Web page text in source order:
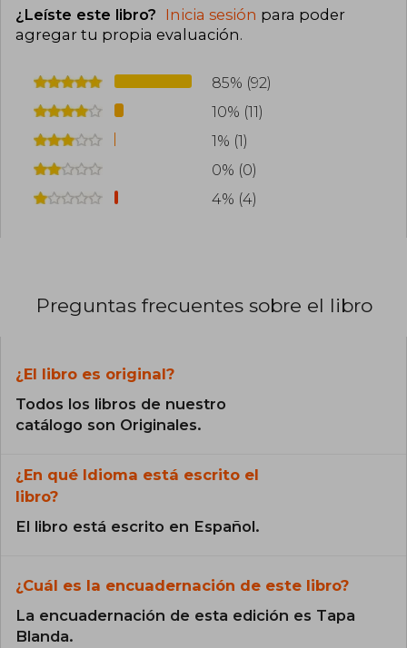
¿Leíste este libro? Inicia sesión para poder
agregar tu propia evaluación.
85% (92)
10% (11)
1% (1)
0% (0)
4% (4)
Preguntas frecuentes sobre el libro
¿El libro es original?
Todos los libros de nuestro
catálogo son Originales.
¿En qué Idioma está escrito el
libro?
El libro está escrito en Español.
¿Cuál es la encuadernación de este libro?
La encuadernación de esta edición es Tapa
Blanda.